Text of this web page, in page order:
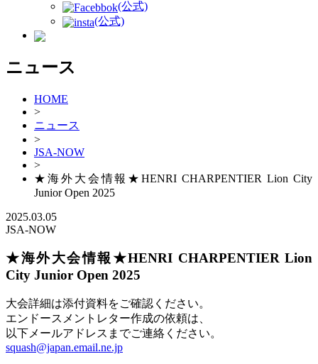
(公式)
(公式)
ニュース
HOME
>
ニュース
>
JSA-NOW
>
★海外大会情報★HENRI CHARPENTIER Lion City
Junior Open 2025
2025.03.05
JSA-NOW
★海外大会情報★HENRI CHARPENTIER Lion
City Junior Open 2025
大会詳細は添付資料をご確認ください。
エンドースメントレター作成の依頼は、
以下メールアドレスまでご連絡ください。
squash@japan.email.ne.jp